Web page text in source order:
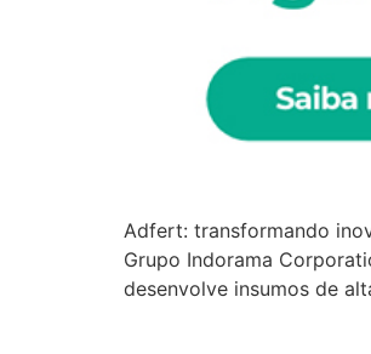
Adfert: transformando
Grupo Indorama
desenvolve insumos de